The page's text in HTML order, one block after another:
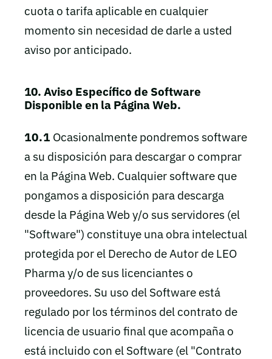
cuota o tarifa aplicable en cualquier
momento sin necesidad de darle a usted
aviso por anticipado.
10. Aviso Específico de Software
Disponible en la Página Web.
10.1 Ocasionalmente pondremos software
a su disposición para descargar o comprar
en la Página Web. Cualquier software que
pongamos a disposición para descarga
desde la Página Web y/o sus servidores (el
"Software") constituye una obra intelectual
protegida por el Derecho de Autor de LEO
Pharma y/o de sus licenciantes o
proveedores. Su uso del Software está
regulado por los términos del contrato de
licencia de usuario final que acompaña o
está incluido con el Software (el "Contrato